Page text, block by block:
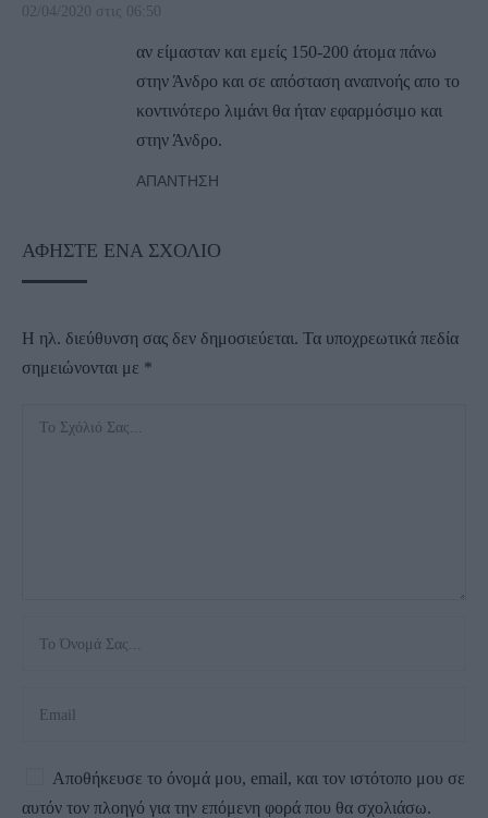
02/04/2020 στις 06:50
αν είμασταν και εμείς 150-200 άτομα πάνω
στην Άνδρο και σε απόσταση αναπνοής απο το
κοντινότερο λιμάνι θα ήταν εφαρμόσιμο και
στην Άνδρο.
ΑΠΆΝΤΗΣΗ
ΑΦΉΣΤΕ ΈΝΑ ΣΧΌΛΙΟ
Η ηλ. διεύθυνση σας δεν δημοσιεύεται. Τα υποχρεωτικά πεδία
σημειώνονται με *
Αποθήκευσε το όνομά μου, email, και τον ιστότοπο μου σε
αυτόν τον πλοηγό για την επόμενη φορά που θα σχολιάσω.